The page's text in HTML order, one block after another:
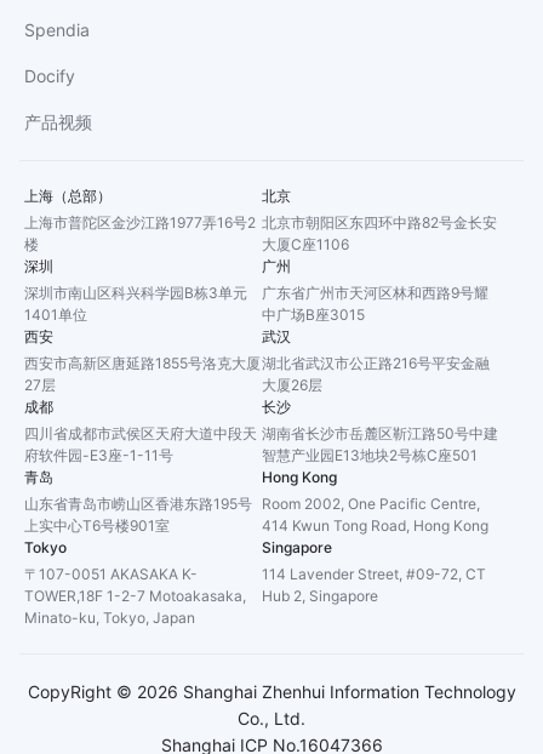
Spendia
Docify
产品视频
上海（总部）
上海市普陀区金沙江路1977弄16号2
楼
北京
北京市朝阳区东四环中路82号金长安
大厦C座1106
深圳
深圳市南山区科兴科学园B栋3单元
1401单位
广州
广东省广州市天河区林和西路9号耀
中广场B座3015
西安
西安市高新区唐延路1855号洛克大厦
27层
武汉
湖北省武汉市公正路216号平安金融
大厦26层
成都
四川省成都市武侯区天府大道中段天
府软件园-E3座-1-11号
长沙
湖南省长沙市岳麓区靳江路50号中建
智慧产业园E13地块2号栋C座501
青岛
山东省青岛市崂山区香港东路195号
上实中心T6号楼901室
Hong Kong
Room 2002, One Pacific Centre,
414 Kwun Tong Road, Hong Kong
Tokyo
〒107-0051 AKASAKA K-
TOWER,18F 1-2-7 Motoakasaka,
Minato-ku, Tokyo, Japan
Singapore
114 Lavender Street, #09-72, CT
Hub 2, Singapore
Shanghai ICP No.16047366
CopyRight © 2026 Shanghai Zhenhui Information Technology
Co., Ltd.